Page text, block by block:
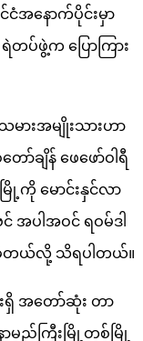
နောက်ပိုင်းမှာ
ဖွဲ့က ပြောကြား
ားအမျိုးသားဟာ
ာ်ချိန် ဖေဖော်ဝါရီ
ကို မောင်းနှင်လာ
အပါအဝင် ရဝမ်ဒါ
ခဲ့တယ်လို့ သိရပါတယ်။
ရှိ အတော်ဆုံး တာ
ာမည်ကြီးမြို့တစ်မြို့